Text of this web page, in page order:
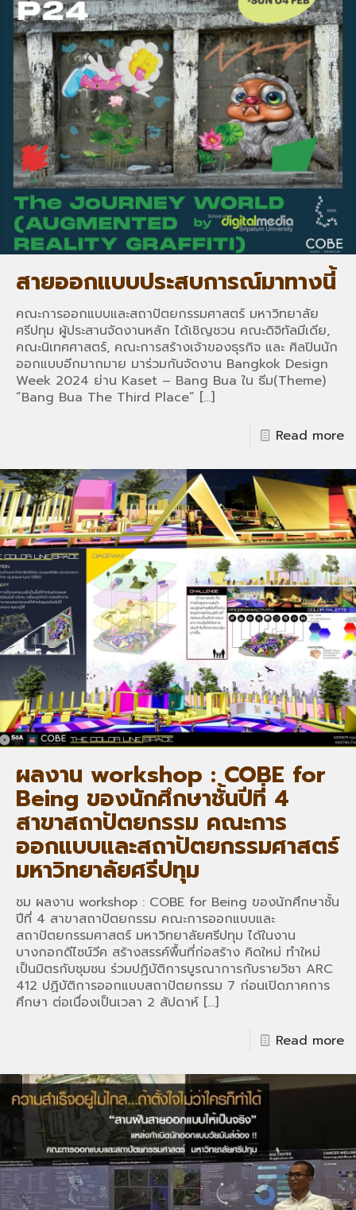
สายออกแบบประสบการณ์มาทางนี้
คณะการออกแบบและสถาปัตยกรรมศาสตร์ มหาวิทยาลัย
ศรีปทุม ผู้ประสานจัดงานหลัก ได้เชิญชวน คณะดิจิทัลมีเดีย,
คณะนิเทศศาสตร์, คณะการสร้างเจ้าของธุรกิจ และ ศิลปินนัก
ออกแบบอีกมากมาย มาร่วมกันจัดงาน Bangkok Design
Week 2024 ย่าน Kaset – Bang Bua ใน ธีม(Theme)
“Bang Bua The Third Place” […]
Read more
ผลงาน workshop : COBE for
Being ของนักศึกษาชั้นปีที่ 4
สาขาสถาปัตยกรรม คณะการ
ออกแบบและสถาปัตยกรรมศาสตร์
มหาวิทยาลัยศรีปทุม
ชม ผลงาน workshop : COBE for Being ของนักศึกษาชั้น
ปีที่ 4 สาขาสถาปัตยกรรม คณะการออกแบบและ
สถาปัตยกรรมศาสตร์ มหาวิทยาลัยศรีปทุม ได้ในงาน
บางกอกดีไซน์วีค สร้างสรรค์พื้นที่ก่อสร้าง คิดใหม่ ทำใหม่
เป็นมิตรกับชุมชน ร่วมปฏิบัติการบูรณาการกับรายวิชา ARC
412 ปฏิบัติการออกแบบสถาปัตยกรรม 7 ก่อนเปิดภาคการ
ศึกษา ต่อเนื่องเป็นเวลา 2 สัปดาห์ […]
Read more